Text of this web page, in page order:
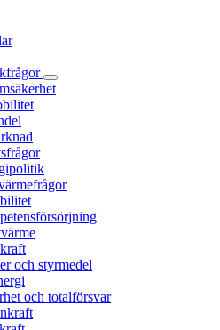
och styrmedel
och totalförsvar